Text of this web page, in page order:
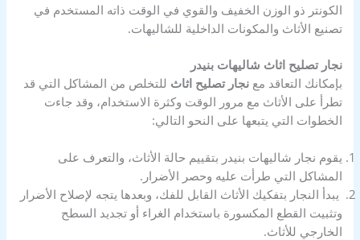
الكونتر ذو الوزن الخفيف والقوي في الوقت ذاته المستخدم في
تصنيع الأثاث والمكونات الداخلية للشاليهات.
نجار تصليح اثاث شاليهات بنيدر
بإمكانك التعاقد معنجار تصليح اثاث للتخلص من المشاكل التي قد
تطرأ على الأثاث مع مرور الوقت وكثرة الاستخدام، وقد جاءت
الخطوات التي يتبعها على النحو التالي:
يقوم نجار شاليهات بنيدر بتقييم حالة الأثاث، والتعرف على
المشاكل التي طرأت عليه وحصر الأضرار.
يبدأ النجار بتفكيك الأثاث القابل للفك، وبعدها يتجه لإصلاح الأضرار
وتثبيت القطع المكسورة باستخدام الغراء أو تجديد السطح
الخارجي للأثاث.